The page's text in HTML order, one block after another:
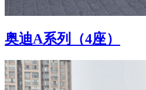
奥迪A系列（4座）